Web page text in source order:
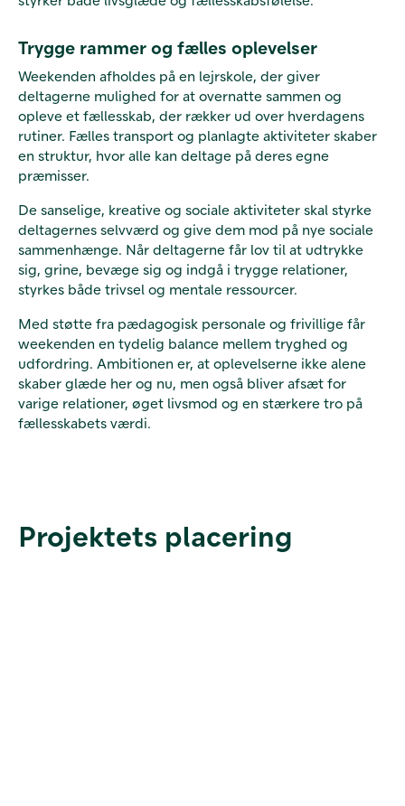
Trygge rammer og fælles oplevelser
Weekenden afholdes på en lejrskole, der giver
deltagerne mulighed for at overnatte sammen og
opleve et fællesskab, der rækker ud over hverdagens
rutiner. Fælles transport og planlagte aktiviteter skaber
en struktur, hvor alle kan deltage på deres egne
præmisser.
De sanselige, kreative og sociale aktiviteter skal styrke
deltagernes selvværd og give dem mod på nye sociale
sammenhænge. Når deltagerne får lov til at udtrykke
sig, grine, bevæge sig og indgå i trygge relationer,
styrkes både trivsel og mentale ressourcer.
Med støtte fra pædagogisk personale og frivillige får
weekenden en tydelig balance mellem tryghed og
udfordring. Ambitionen er, at oplevelserne ikke alene
skaber glæde her og nu, men også bliver afsæt for
varige relationer, øget livsmod og en stærkere tro på
fællesskabets værdi.
Projektets placering